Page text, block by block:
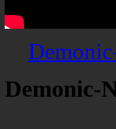
Demonic-